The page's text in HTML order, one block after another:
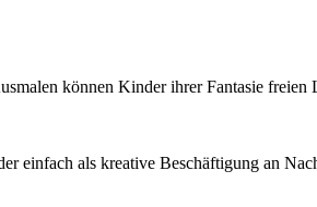
können Kinder ihrer Fantasie
als kreative Beschäftigung an